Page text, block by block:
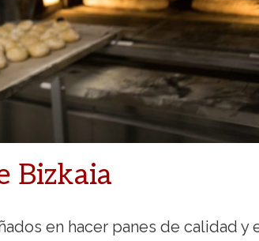
Bizkaia
en hacer panes de calidad y